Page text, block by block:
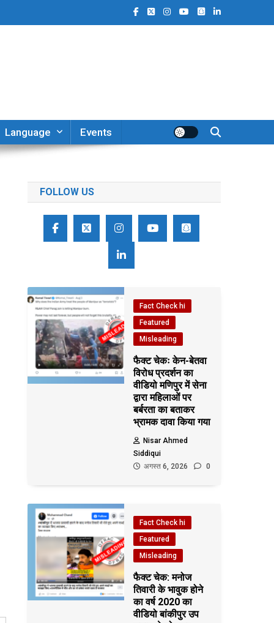
Language Events
FOLLOW US
Fact Check hi
Featured
Misleading
फैक्ट चेकः केन-बेतवा
विरोध प्रदर्शन का
वीडियो मणिपुर में सेना
द्वारा महिलाओं पर
बर्बरता का बताकर
भ्रामक दावा किया गया
Nisar Ahmed
Siddiqui
अगस्त 6, 2026
0
Fact Check hi
Featured
Misleading
फैक्ट चेक: मनोज
तिवारी के भावुक होने
का वर्ष 2020 का
वीडियो बांकीपुर उप